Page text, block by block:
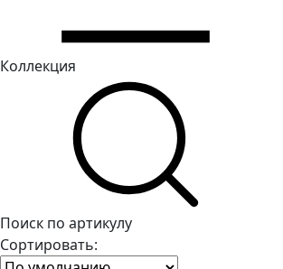
Коллекция
Поиск по артикулу
Сортировать: